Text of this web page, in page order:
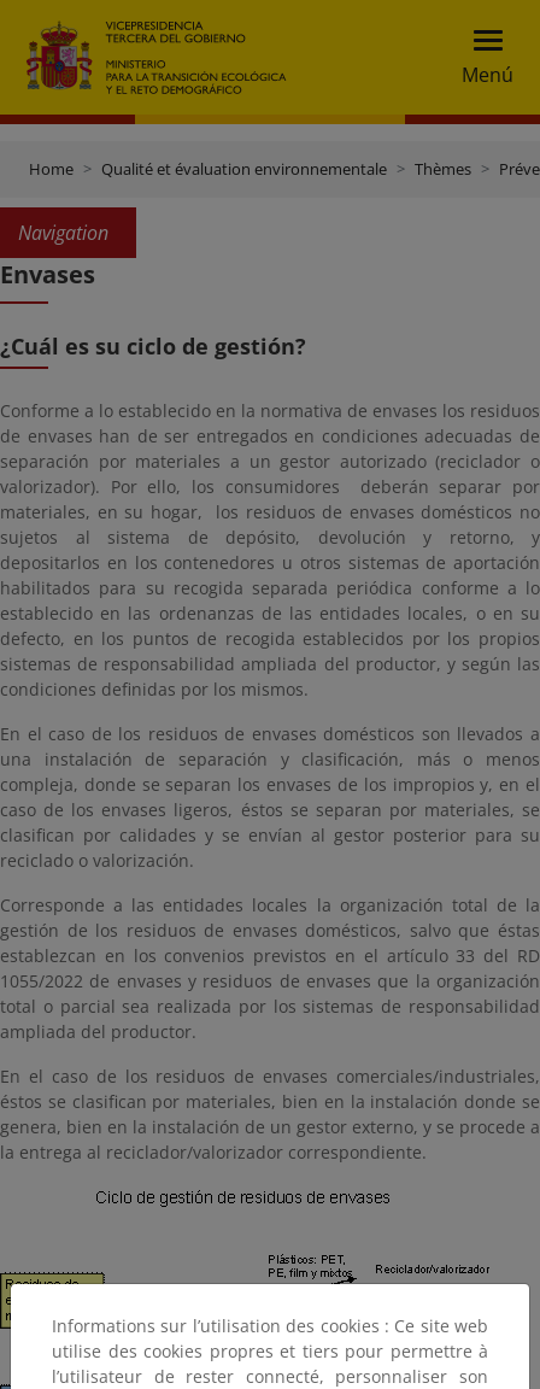
Menú
Home Qualité et évaluation environnementale Thèmes
Navigation
Envases
¿Cuál es su ciclo de gestión?
Conforme a lo establecido en la normativa de envases los residuos
de envases han de ser entregados en condiciones adecuadas de
separación por materiales a un gestor autorizado (reciclador o
valorizador). Por ello, los consumidores deberán separar por
materiales, en su hogar, los residuos de envases domésticos no
sujetos al sistema de depósito, devolución y retorno, y
depositarlos en los contenedores u otros sistemas de aportación
habilitados para su recogida separada periódica conforme a lo
establecido en las ordenanzas de las entidades locales, o en su
defecto, en los puntos de recogida establecidos por los propios
sistemas de responsabilidad ampliada del productor, y según las
condiciones definidas por los mismos.
En el caso de los residuos de envases domésticos son llevados a
una instalación de separación y clasificación, más o menos
compleja, donde se separan los envases de los impropios y, en el
caso de los envases ligeros, éstos se separan por materiales, se
clasifican por calidades y se envían al gestor posterior para su
reciclado o valorización.
Corresponde a las entidades locales la organización total de la
gestión de los residuos de envases domésticos, salvo que éstas
establezcan en los convenios previstos en el artículo 33 del RD
1055/2022 de envases y residuos de envases que la organización
total o parcial sea realizada por los sistemas de responsabilidad
ampliada del productor.
En el caso de los residuos de envases comerciales/industriales,
éstos se clasifican por materiales, bien en la instalación donde se
genera, bien en la instalación de un gestor externo, y se procede a
la entrega al reciclador/valorizador correspondiente.
Informations sur l’utilisation des cookies : Ce site web
utilise des cookies propres et tiers pour permettre à
l’utilisateur de rester connecté, personnaliser son